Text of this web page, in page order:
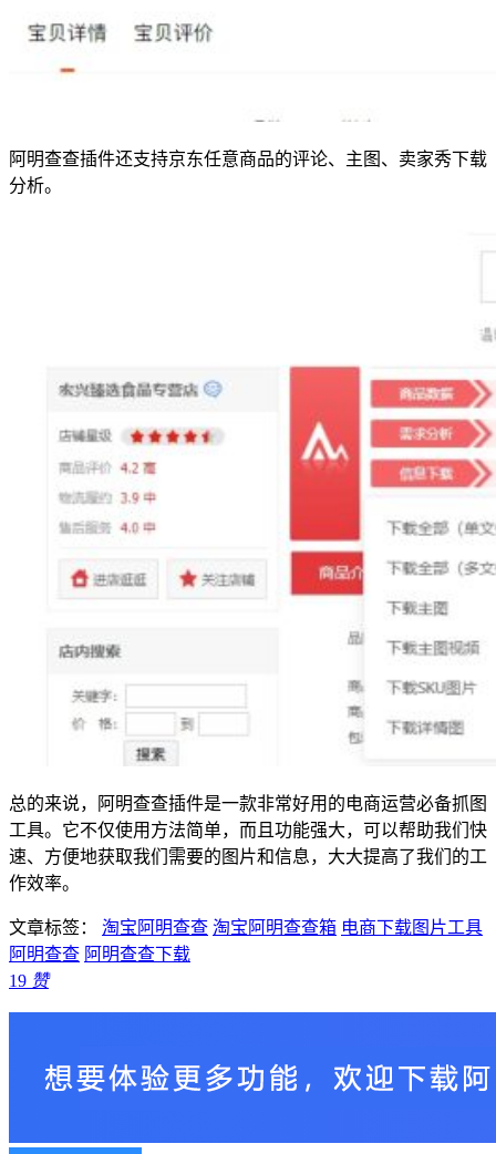
阿明查查插件还支持京东任意商品的评论、主图、卖家秀下载
分析。
总的来说，阿明查查插件是一款非常好用的电商运营必备抓图
工具。它不仅使用方法简单，而且功能强大，可以帮助我们快
速、方便地获取我们需要的图片和信息，大大提高了我们的工
作效率。
文章标签： 淘宝阿明查查 淘宝阿明查查箱 电商下载图片工具
阿明查查 阿明查查下载
19 赞